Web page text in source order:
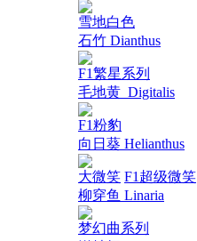
雪地白色
石竹 Dianthus
F1繁星系列
毛地黄_Digitalis
F1粉豹
向日葵 Helianthus
大微笑 F1超级微笑
柳穿鱼 Linaria
梦幻曲系列